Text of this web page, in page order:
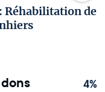
Réhabilitation de
4%